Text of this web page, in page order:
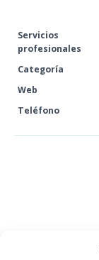
Servicios
profesionales
Categoría
Web
Teléfono